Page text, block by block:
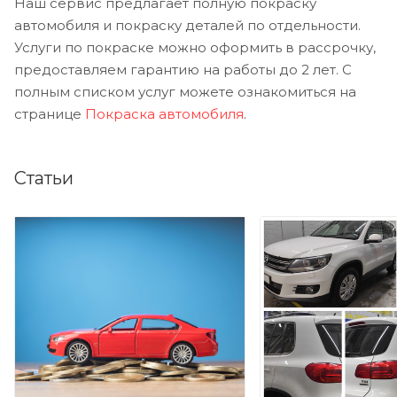
автомобиля и покраску деталей по отдельности.
Услуги по покраске можно оформить в рассрочку,
предоставляем гарантию на работы до 2 лет. С
полным списком услуг можете ознакомиться на
странице Покраска автомобиля.
Статьи